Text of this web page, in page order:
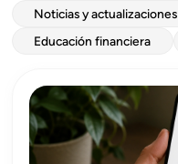
Noticias y actualizaciones
Educación financiera